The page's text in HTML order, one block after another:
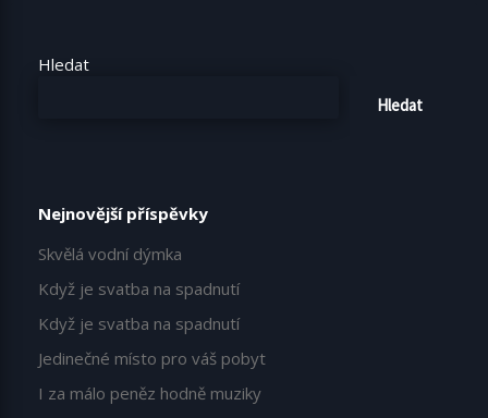
Hledat
Hledat
Nejnovější příspěvky
Skvělá vodní dýmka
Když je svatba na spadnutí
Když je svatba na spadnutí
Jedinečné místo pro váš pobyt
I za málo peněz hodně muziky